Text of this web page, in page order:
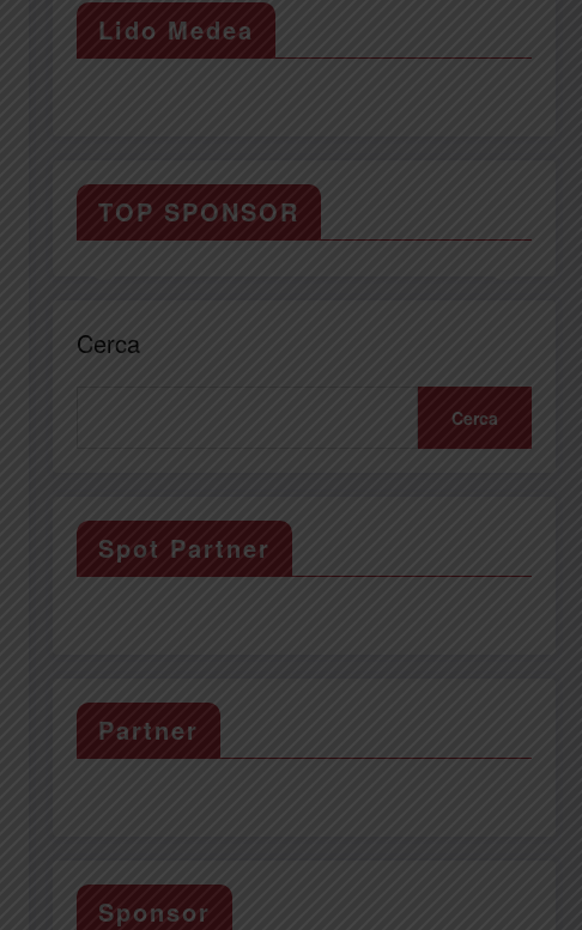
Lido Medea
TOP SPONSOR
Cerca
Cerca
Spot Partner
Partner
Sponsor